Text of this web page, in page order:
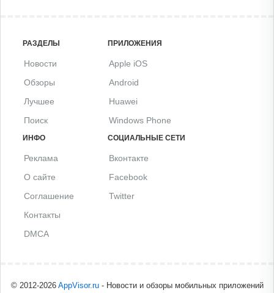
РАЗДЕЛЫ
Новости
Обзоры
Лучшее
Поиск
ПРИЛОЖЕНИЯ
Apple iOS
Android
Huawei
Windows Phone
ИНФО
Реклама
О сайте
Соглашение
Контакты
DMCA
СОЦИАЛЬНЫЕ СЕТИ
Вконтакте
Facebook
Twitter
© 2012-2026 AppVisor.ru- Новости и обзоры мобильных приложений